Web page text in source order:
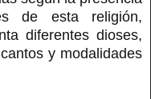
de esta religión,
diferentes dioses,
y modalidades